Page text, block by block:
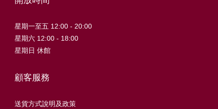
星期一至五 12:00 - 20:00
星期六 12:00 - 18:00
星期日 休館
顧客服務
送貨方式說明及政策